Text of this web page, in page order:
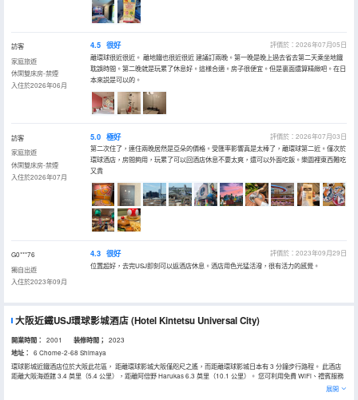
訪客
家庭旅遊
休閑雙床房-禁煙
入住於2026年06月
4.5 很好
評價於：2026年07月05日
離環球很近很近。 離地鐵也很近很近 建議訂兩晚。第一晚是晚上過去省去第二天乘坐地鐵
耽誤時間。第二晚就是玩累了休息好。這樣合適。房子很便宜。但是裏面還算精緻吧。在日
本來説是可以的。
訪客
家庭旅遊
休閑雙床房-禁煙
入住於2026年07月
5.0 極好
評價於：2026年07月03日
第二次住了，連住兩晚居然是亞朵的價格。受匯率影響真是太棒了，離環球第二近。僅次於
環球酒店，房間夠用，玩累了可以回酒店休息不要太爽，還可以外面吃飯。樂園裡東西難吃
又貴
G0***76
獨自出遊
入住於2023年09月
4.3 很好
評價於：2023年09月29日
位置超好，去完USJ即刻可以返酒店休息。酒店用色光猛活潑，很有活力的感覺。
大阪近鐵USJ環球影城酒店(Hotel Kintetsu Universal City)
開業時間： 2001 装修時間； 2023
地址：
6 Chome-2-68 Shimaya
環球影城近鐵酒店位於大阪此花區， 距離環球影城大阪僅咫尺之遙，而距離環球影城日本有 3 分鐘步行路程。 此酒店
距離大阪海遊館 3.4 英里（5.4 公里），距離阿倍野 Harukas 6.3 英里（10.1 公里）。 您可利用免費 WiFi、禮賓服務
和禮品店/報攤等便利服務和設施。此酒店的其他設施包括宴會廳和自動售貨機。 酒店設有 2 間餐廳，您可以從中選擇
一家大快朵頤。每天 06:30 至 09:30 提供收費的自助式早餐。 特色服務/設施包括乾洗/洗衣服務、24 小時前台服務和
展開